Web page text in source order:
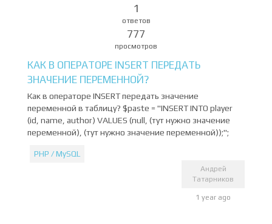
1
ответов
777
просмотров
КАК В ОПЕРАТОРЕ INSERT ПЕРЕДАТЬ
ЗНАЧЕНИЕ ПЕРЕМЕННОЙ?
Как в операторе INSERT передать значение
переменной в таблицу? $paste = "INSERT INTO player
(id, name, author) VALUES (null, (тут нужно значение
переменной), (тут нужно значение переменной));";
PHP / MySQL
Андрей
Татарников
1 year ago